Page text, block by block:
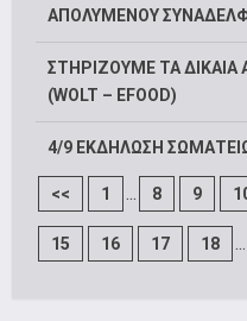
ΑΠΟΛΥΜΕΝΟΥ
ΣΤΗΡΙΖΟΥΜΕ ΤΑ
(WOLT – EFOOD)
4/9 ΕΚΔΗΛΩΣΗ
<< 1 ... 8 9
15 16 17 18 ...